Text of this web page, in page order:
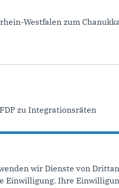
Westfalen zum
zu Integrationsräten
12 13 nächste Seite ›
wir Dienste von
Ihre